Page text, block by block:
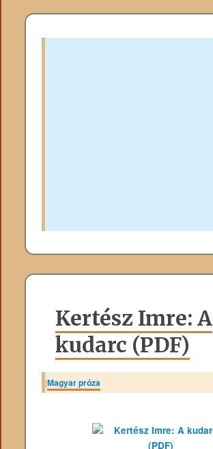
Kertész Imre: A
kudarc (PDF)
|Magyar próza